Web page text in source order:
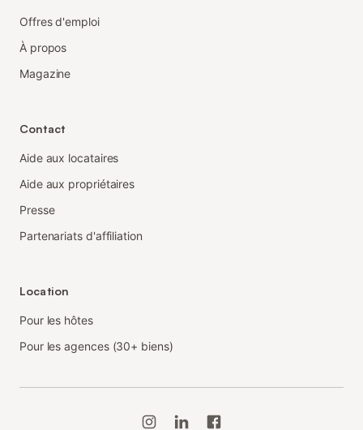
Offres d'emploi
À propos
Magazine
Contact
Aide aux locataires
Aide aux propriétaires
Presse
Partenariats d'affiliation
Location
Pour les hôtes
Pour les agences (30+ biens)